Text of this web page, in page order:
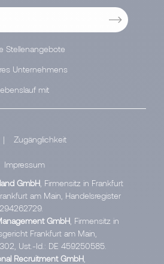
Stellenangebote
Unternehmens
mit
|
Zugänglichkeit
Impressum
GmbH , Firmensitz in Frankfurt
am Main, Handelsregister
GmbH , Firmensitz in
Frankfurt am Main,
Ust.-Id.: DE 459250585.
Recruitment GmbH